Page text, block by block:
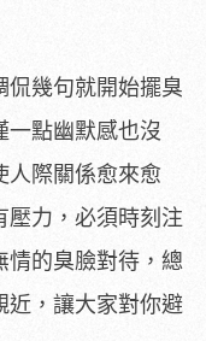
侃幾句就開始擺臭
一點幽默感也沒
人際關係愈來愈
壓力，必須時刻注
情的臭臉對待，總
近，讓大家對你避